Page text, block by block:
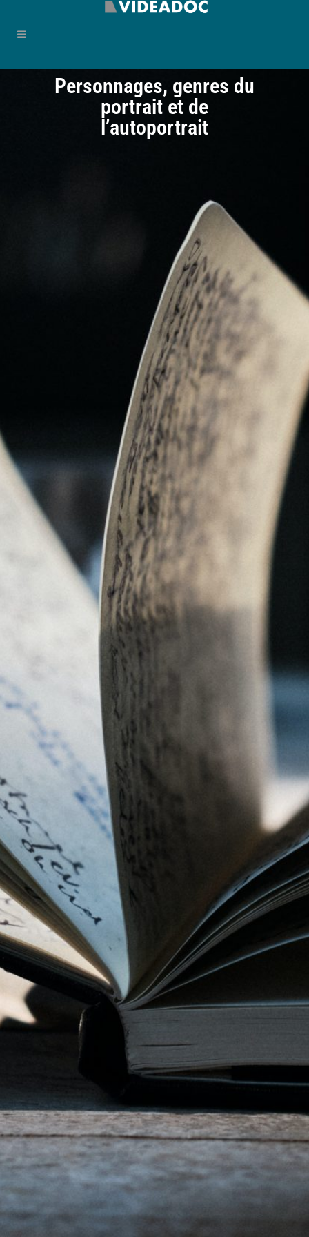
Personnages, genres du
portrait et de
l’autoportrait